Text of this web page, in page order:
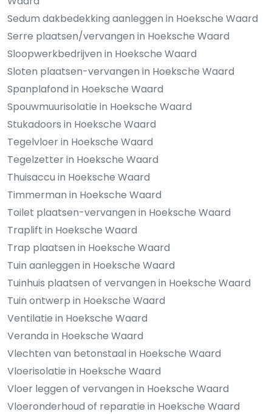
Sedum dakbedekking aanleggen in Hoeksche Waard
Serre plaatsen/vervangen in Hoeksche Waard
Sloopwerkbedrijven in Hoeksche Waard
Sloten plaatsen-vervangen in Hoeksche Waard
Spanplafond in Hoeksche Waard
Spouwmuurisolatie in Hoeksche Waard
Stukadoors in Hoeksche Waard
Tegelvloer in Hoeksche Waard
Tegelzetter in Hoeksche Waard
Thuisaccu in Hoeksche Waard
Timmerman in Hoeksche Waard
Toilet plaatsen-vervangen in Hoeksche Waard
Traplift in Hoeksche Waard
Trap plaatsen in Hoeksche Waard
Tuin aanleggen in Hoeksche Waard
Tuinhuis plaatsen of vervangen in Hoeksche Waard
Tuin ontwerp in Hoeksche Waard
Ventilatie in Hoeksche Waard
Veranda in Hoeksche Waard
Vlechten van betonstaal in Hoeksche Waard
Vloerisolatie in Hoeksche Waard
Vloer leggen of vervangen in Hoeksche Waard
Vloeronderhoud of reparatie in Hoeksche Waard